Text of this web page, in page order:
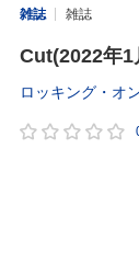
雑誌 雑誌
Cut(2022年1
ロッキング・オ